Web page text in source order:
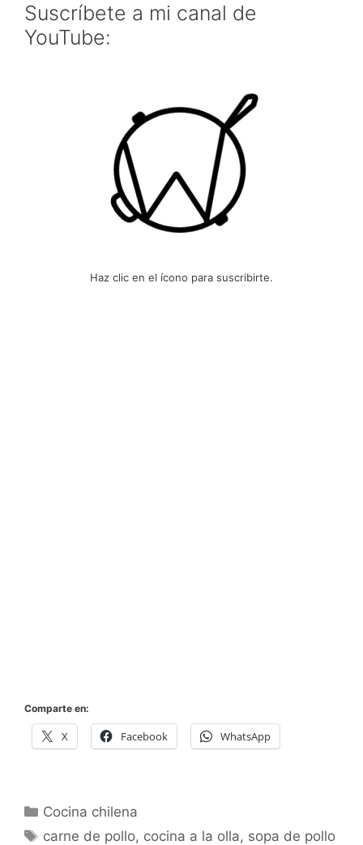
Suscríbete a mi canal de
YouTube:
Haz clic en el ícono para suscribirte.
Comparte en:
X Facebook WhatsApp
Categorías
Cocina chilena
Etiquetas
carne de pollo, cocina a la olla, sopa de pollo